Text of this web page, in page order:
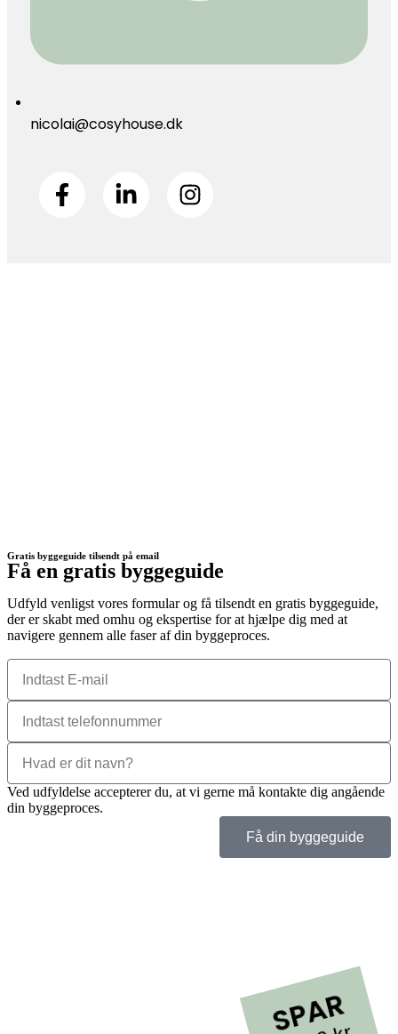
nicolai@cosyhouse.dk
Gratis byggeguide tilsendt på email
Få en gratis byggeguide
Udfyld venligst vores formular og få tilsendt en gratis byggeguide,
der er skabt med omhu og ekspertise for at hjælpe dig med at
navigere gennem alle faser af din byggeproces.
Ved udfyldelse accepterer du, at vi gerne må kontakte dig angående
din byggeproces.
Få din byggeguide
SPAR